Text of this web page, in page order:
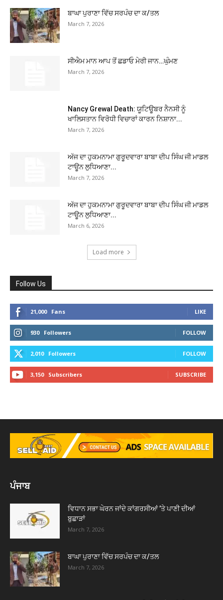
ਬਾਘਾ ਪੁਰਾਣਾ ਵਿੱਚ ਸਰਪੰਚ ਦਾ ਕ/ਤਲ
March 7, 2026
ਸੀਐਮ ਮਾਨ ਆਪ ਤੋਂ ਛਡਾਓ ਮੇਰੀ ਜਾਨ…ਘੁੰਮਣ
March 7, 2026
Nancy Grewal Death: ਯੂਟਿਊਬਰ ਨੈਨਸੀ ਨੂੰ
ਖਾਲਿਸਤਾਨ ਵਿਰੋਧੀ ਵਿਚਾਰਾਂ ਕਾਰਨ ਨਿਸ਼ਾਨਾ...
March 7, 2026
ਅੱਜ ਦਾ ਹੁਕਮਨਾਮਾ ਗੁਰੂਦਵਾਰਾ ਬਾਬਾ ਦੀਪ ਸਿੰਘ ਜੀ ਮਾਡਲ
ਟਾਊਨ ਲੁਧਿਆਣਾ...
March 7, 2026
ਅੱਜ ਦਾ ਹੁਕਮਨਾਮਾ ਗੁਰੂਦਵਾਰਾ ਬਾਬਾ ਦੀਪ ਸਿੰਘ ਜੀ ਮਾਡਲ
ਟਾਊਨ ਲੁਧਿਆਣਾ...
March 6, 2026
Load more
Follow Us
21,000 Fans LIKE
930 Followers FOLLOW
2,010 Followers FOLLOW
3,150 Subscribers SUBSCRIBE
ਪੰਜਾਬ
ਵਿਧਾਨ ਸਭਾ ਘੇਰਨ ਜਾਂਦੇ ਕਾਂਗਰਸੀਆਂ ’ਤੇ ਪਾਣੀ ਦੀਆਂ
ਬੁਛਾੜਾਂ
March 7, 2026
ਬਾਘਾ ਪੁਰਾਣਾ ਵਿੱਚ ਸਰਪੰਚ ਦਾ ਕ/ਤਲ
March 7, 2026